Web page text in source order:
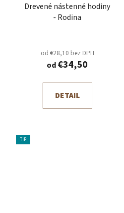
Drevené nástenné hodiny
- Rodina
od €28,10 bez DPH
od€34,50
DETAIL
TIP